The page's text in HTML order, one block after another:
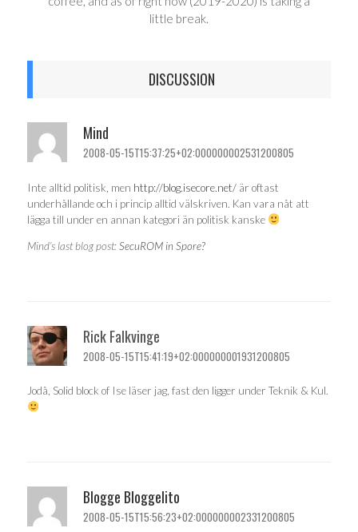
little break.
DISCUSSION
Mind
2008-05-15T15:37:25+02:000000002531200805
Inte alltid politisk, men http://blog.isecore.net/ är oftast
underhållande och i princip alltid välskriven. Kan vara nåt att
lägga till under en annan kategori än politisk kanske
Mind’s last blog post:SecuROM in Spore?
Rick Falkvinge
2008-05-15T15:41:19+02:000000001931200805
Jodå, Solid block of Ise läser jag, fast den ligger under Teknik & Kul.
Blogge Bloggelito
2008-05-15T15:56:23+02:000000002331200805